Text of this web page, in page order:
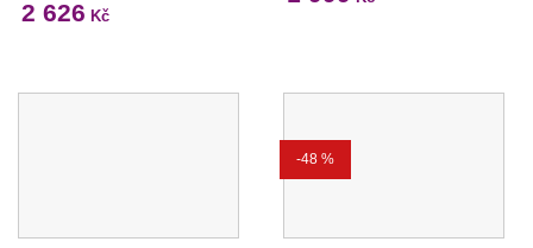
2 626 Kč
-48 %